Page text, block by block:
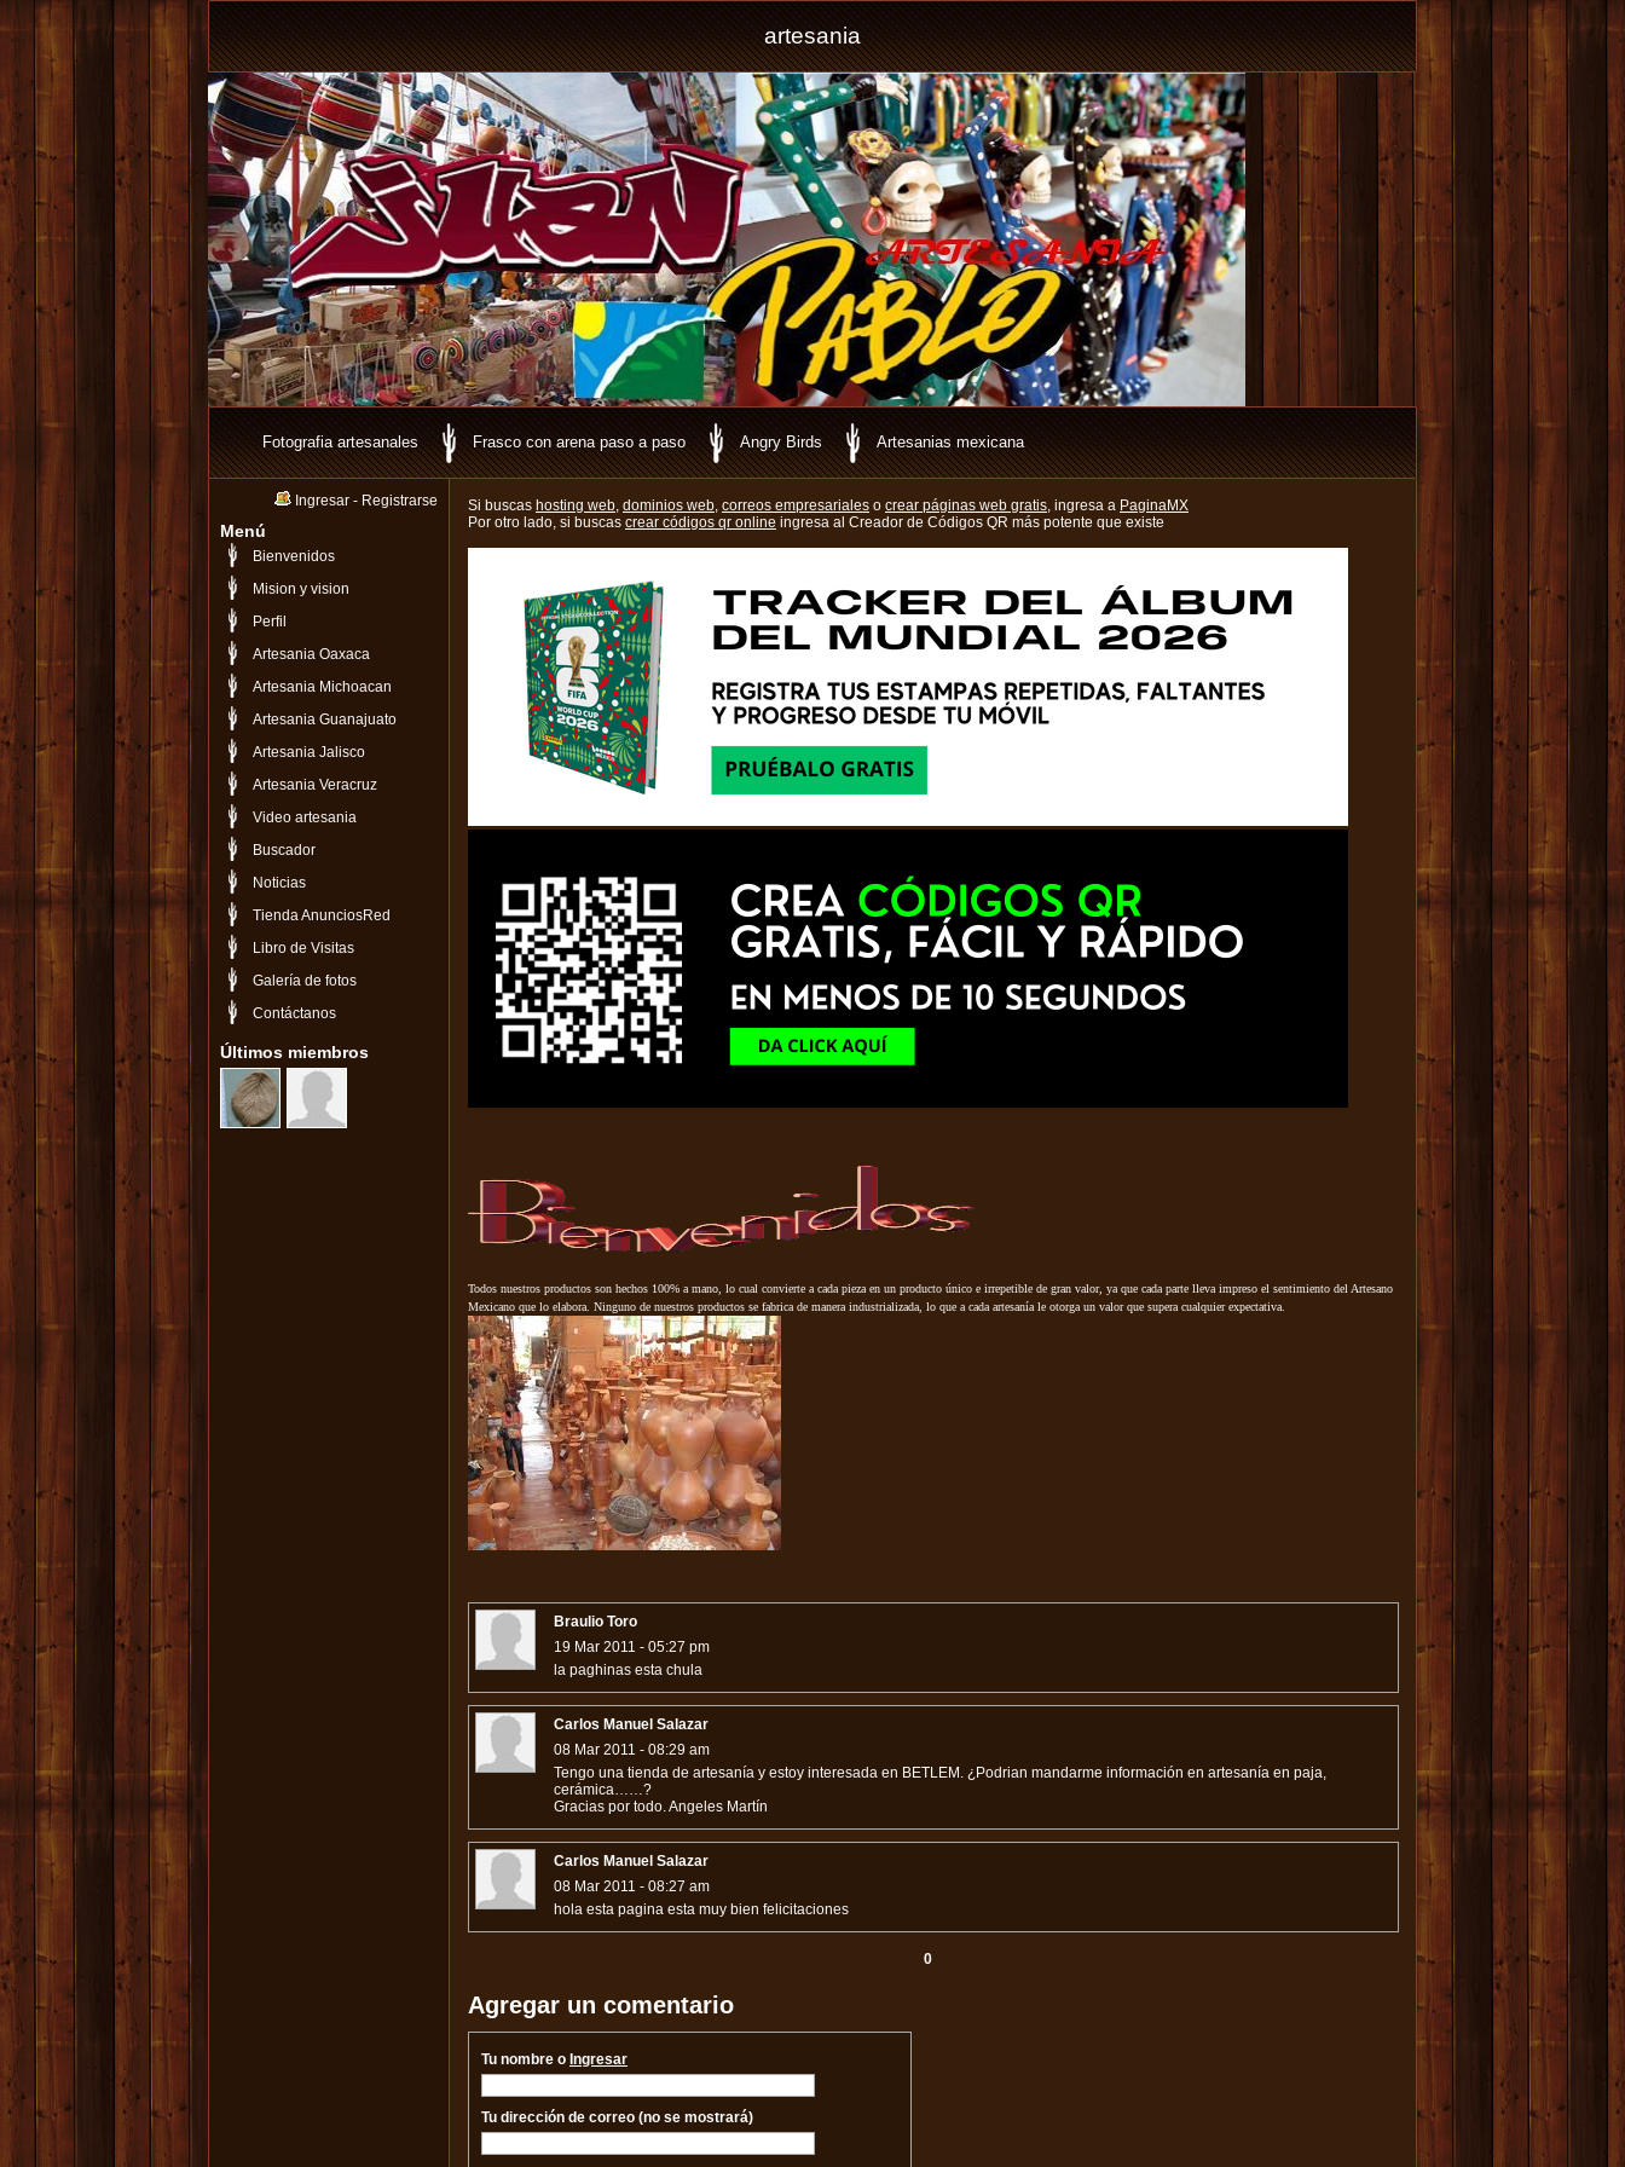
artesania
Fotografia artesanales Frasco con arena paso a paso Angry Birds Artesanias mexicana
Ingresar - Registrarse
Menú
Bienvenidos
Mision y vision
Perfil
Artesania Oaxaca
Artesania Michoacan
Artesania Guanajuato
Artesania Jalisco
Artesania Veracruz
Video artesania
Buscador
Noticias
Tienda AnunciosRed
Libro de Visitas
Galería de fotos
Contáctanos
Últimos miembros
Si buscas hosting web, dominios web, correos empresariales o crear páginas web gratis, ingresa a PaginaMX
Por otro lado, si buscas crear códigos qr online ingresa al Creador de Códigos QR más potente que existe
Todos nuestros productos son hechos 100% a mano, lo cual convierte a cada pieza en un producto único e irrepetible de gran valor, ya que cada parte lleva impreso el sentimiento del Artesano
Mexicano que lo elabora. Ninguno de nuestros productos se fabrica de manera industrializada, lo que a cada artesanía le otorga un valor que supera cualquier expectativa.
Braulio Toro
19 Mar 2011 - 05:27 pm
la paghinas esta chula
Carlos Manuel Salazar
08 Mar 2011 - 08:29 am
Tengo una tienda de artesanía y estoy interesada en BETLEM. ¿Podrian mandarme información en artesanía en paja,
cerámica……?
Gracias por todo. Angeles Martín
Carlos Manuel Salazar
08 Mar 2011 - 08:27 am
hola esta pagina esta muy bien felicitaciones
0
Agregar un comentario
Tu nombre o Ingresar
Tu dirección de correo (no se mostrará)